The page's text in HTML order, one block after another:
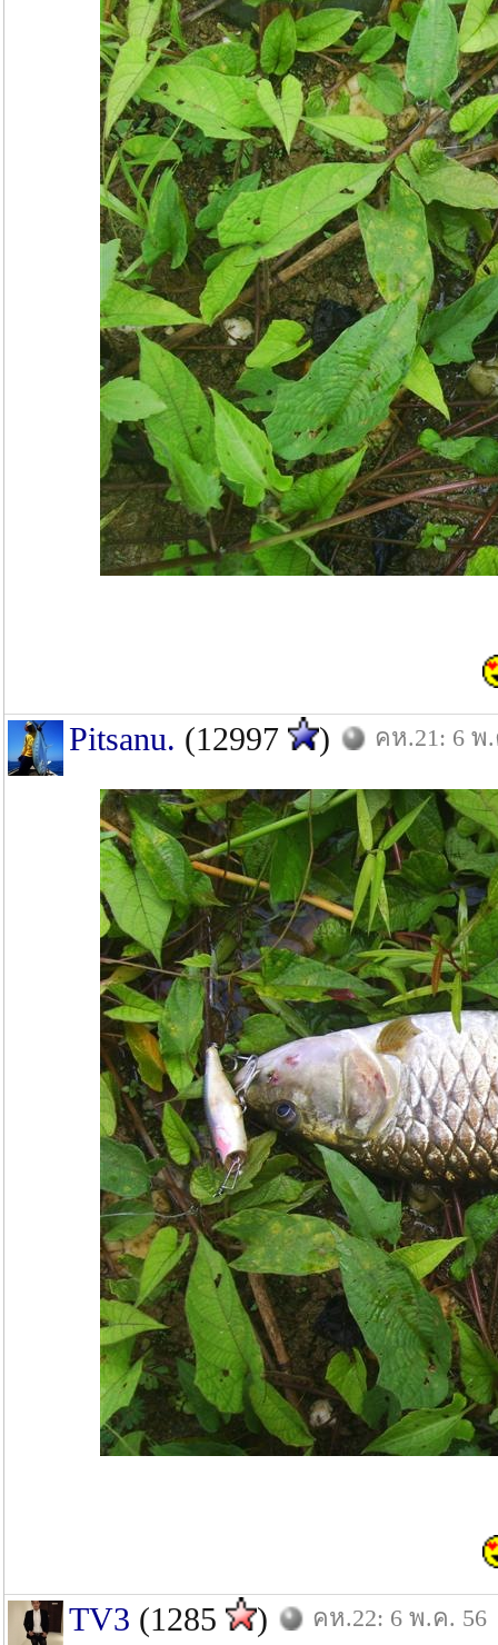
Pitsanu. (12997 ) คห.21: 6 พ
TV3 (1285 ) คห.22: 6 พ.ค. 56